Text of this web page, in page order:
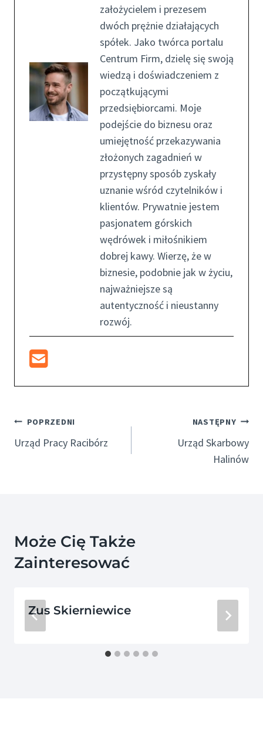
założycielem i prezesem
dwóch prężnie działających
spółek. Jako twórca portalu
Centrum Firm, dzielę się swoją
wiedzą i doświadczeniem z
początkującymi
przedsiębiorcami. Moje
podejście do biznesu oraz
umiejętność przekazywania
złożonych zagadnień w
przystępny sposób zyskały
uznanie wśród czytelników i
klientów. Prywatnie jestem
pasjonatem górskich
wędrówek i miłośnikiem
dobrej kawy. Wierzę, że w
biznesie, podobnie jak w życiu,
najważniejsze są
autentyczność i nieustanny
rozwój.
Nawigacja
Wpisu
POPRZEDNI
Urząd Pracy Racibórz
NASTĘPNY
Urząd Skarbowy
Halinów
Może Cię Także
Zainteresować
Zus Skierniewice